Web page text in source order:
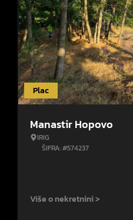
Plac
Manastir Hopovo
IRIG
ŠIFRA: #574237
Više o nekretnini >